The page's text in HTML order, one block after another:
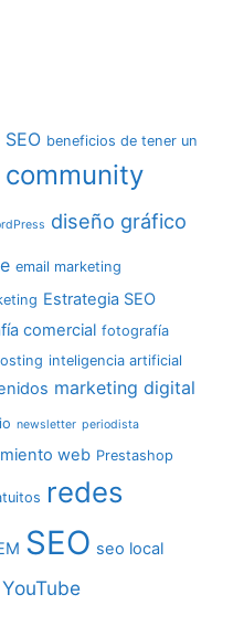
beneficios de tener un
diseño gráfico
email marketing
Estrategia SEO
comercial fotografía
inteligencia artificial
marketing digital
newsletter periodista
web Prestashop
redes
SEO seo local
YouTube